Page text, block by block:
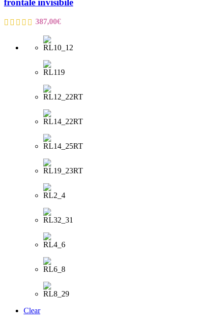
387,00€
Clear